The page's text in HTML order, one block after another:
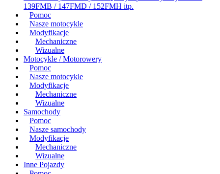
139FMB / 147FMD / 152FMH itp.
Pomoc
Nasze motocykle
Modyfikacje
Mechaniczne
Wizualne
Motocykle / Motorowery
Pomoc
Nasze motocykle
Modyfikacje
Mechaniczne
Wizualne
Samochody
Pomoc
Nasze samochody
Modyfikacje
Mechaniczne
Wizualne
Inne Pojazdy